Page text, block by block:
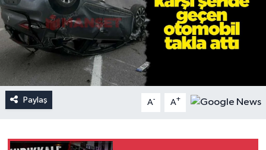
Paylaş A- A+